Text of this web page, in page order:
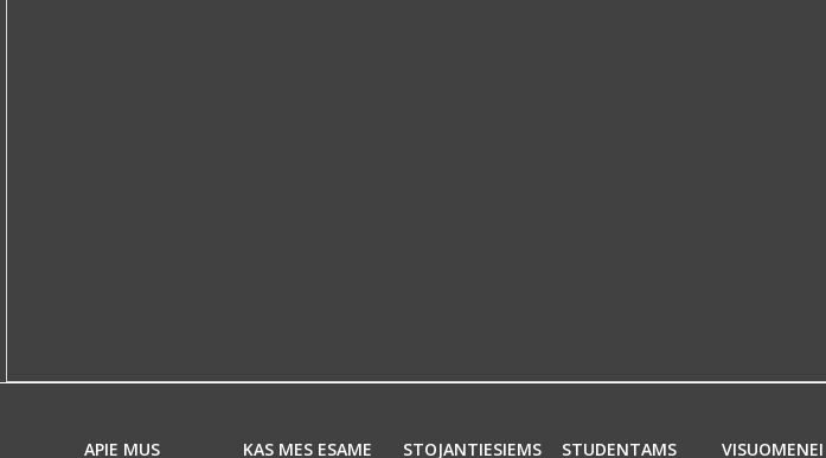
APIE MUS KAS MES ESAME STOJANTIESIEMS STUDENTAMS VISUOMENEI